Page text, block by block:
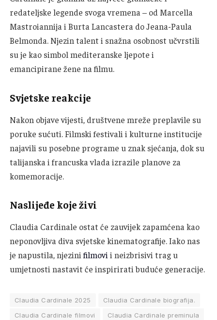
redateljske legende svoga vremena – od Marcella
Mastroiannija i Burta Lancastera do Jeana-Paula
Belmonda. Njezin talent i snažna osobnost učvrstili
su je kao simbol mediteranske ljepote i
emancipirane žene na filmu.
Svjetske reakcije
Nakon objave vijesti, društvene mreže preplavile su
poruke sućuti. Filmski festivali i kulturne institucije
najavili su posebne programe u znak sjećanja, dok su
talijanska i francuska vlada izrazile planove za
komemoracije.
Naslijeđe koje živi
Claudia Cardinale ostat će zauvijek zapamćena kao
neponovljiva diva svjetske kinematografije. Iako nas
je napustila, njezini filmovi i neizbrisivi trag u
umjetnosti nastavit će inspirirati buduće generacije.
Claudia Cardinale 2025
Claudia Cardinale biografija.
Claudia Cardinale filmovi
Claudia Cardinale preminula